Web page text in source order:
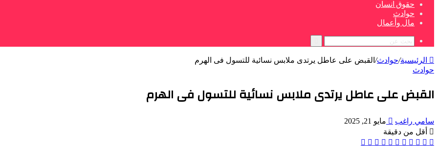
حقوق انسان
حوادث
مال وأعمال
بحث
الرئيسية/حوادث/ القبض على عاطل يرتدى ملابس نسائية للتسول فى الهرم
حوادث
القبض على عاطل يرتدى ملابس نسائية للتسول فى الهرم
سامي راغب
أرسل
بريدا
إلكترونيا
مايو 21, 2025
أقل من دقيقة
فيسبوك ‫X
لينكدإن
بينتيريست‫Pocket
واتساب
تيلقرامڤايبر